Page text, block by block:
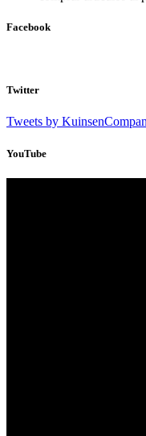
Facebook
Twitter
Tweets by
YouTube